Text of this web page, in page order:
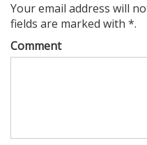
Your email address will
fields are marked with *.
Comment